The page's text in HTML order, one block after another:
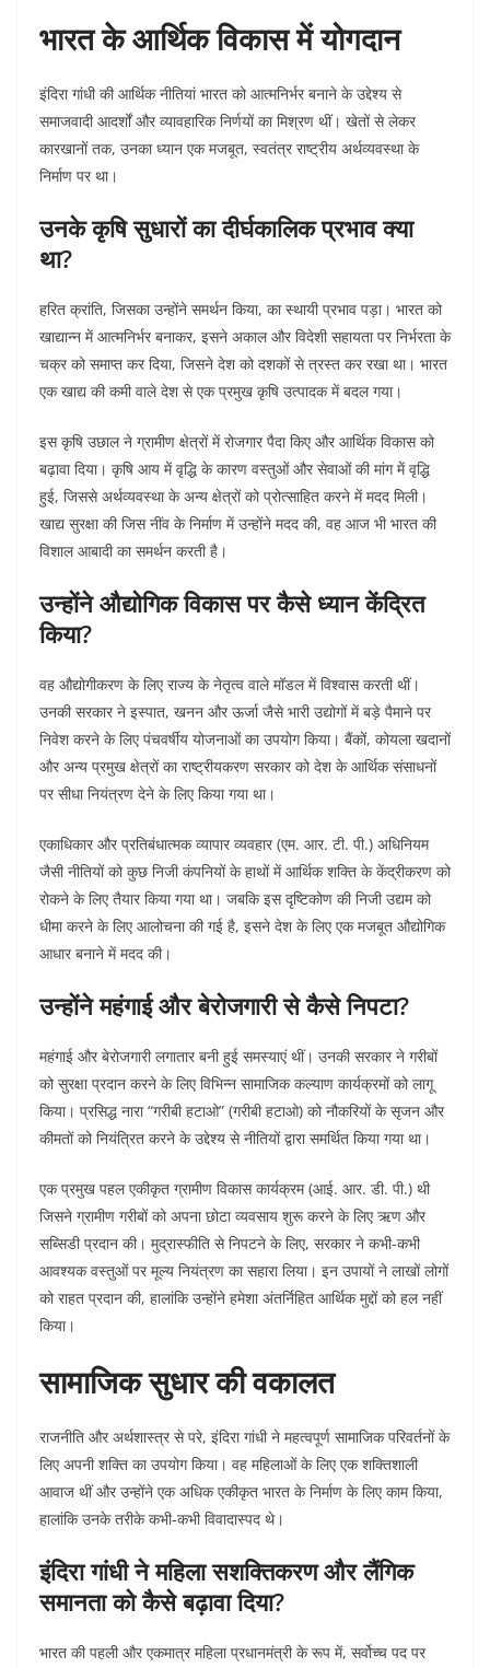
भारत के आर्थिक विकास में योगदान
इंदिरा गांधी की आर्थिक नीतियां भारत को आत्मनिर्भर बनाने के उद्देश्य से
समाजवादी आदर्शों और व्यावहारिक निर्णयों का मिश्रण थीं। खेतों से लेकर
कारखानों तक, उनका ध्यान एक मजबूत, स्वतंत्र राष्ट्रीय अर्थव्यवस्था के
निर्माण पर था।
उनके कृषि सुधारों का दीर्घकालिक प्रभाव क्या
था?
हरित क्रांति, जिसका उन्होंने समर्थन किया, का स्थायी प्रभाव पड़ा। भारत को
खाद्यान्न में आत्मनिर्भर बनाकर, इसने अकाल और विदेशी सहायता पर निर्भरता के
चक्र को समाप्त कर दिया, जिसने देश को दशकों से त्रस्त कर रखा था। भारत
एक खाद्य की कमी वाले देश से एक प्रमुख कृषि उत्पादक में बदल गया।
इस कृषि उछाल ने ग्रामीण क्षेत्रों में रोजगार पैदा किए और आर्थिक विकास को
बढ़ावा दिया। कृषि आय में वृद्धि के कारण वस्तुओं और सेवाओं की मांग में वृद्धि
हुई, जिससे अर्थव्यवस्था के अन्य क्षेत्रों को प्रोत्साहित करने में मदद मिली।
खाद्य सुरक्षा की जिस नींव के निर्माण में उन्होंने मदद की, वह आज भी भारत की
विशाल आबादी का समर्थन करती है।
उन्होंने औद्योगिक विकास पर कैसे ध्यान केंद्रित
किया?
वह औद्योगीकरण के लिए राज्य के नेतृत्व वाले मॉडल में विश्वास करती थीं।
उनकी सरकार ने इस्पात, खनन और ऊर्जा जैसे भारी उद्योगों में बड़े पैमाने पर
निवेश करने के लिए पंचवर्षीय योजनाओं का उपयोग किया। बैंकों, कोयला खदानों
और अन्य प्रमुख क्षेत्रों का राष्ट्रीयकरण सरकार को देश के आर्थिक संसाधनों
पर सीधा नियंत्रण देने के लिए किया गया था।
एकाधिकार और प्रतिबंधात्मक व्यापार व्यवहार (एम. आर. टी. पी.) अधिनियम
जैसी नीतियों को कुछ निजी कंपनियों के हाथों में आर्थिक शक्ति के केंद्रीकरण को
रोकने के लिए तैयार किया गया था। जबकि इस दृष्टिकोण की निजी उद्यम को
धीमा करने के लिए आलोचना की गई है, इसने देश के लिए एक मजबूत औद्योगिक
आधार बनाने में मदद की।
उन्होंने महंगाई और बेरोजगारी से कैसे निपटा?
महंगाई और बेरोजगारी लगातार बनी हुई समस्याएं थीं। उनकी सरकार ने गरीबों
को सुरक्षा प्रदान करने के लिए विभिन्न सामाजिक कल्याण कार्यक्रमों को लागू
किया। प्रसिद्ध नारा “गरीबी हटाओ” (गरीबी हटाओ) को नौकरियों के सृजन और
कीमतों को नियंत्रित करने के उद्देश्य से नीतियों द्वारा समर्थित किया गया था।
एक प्रमुख पहल एकीकृत ग्रामीण विकास कार्यक्रम (आई. आर. डी. पी.) थी
जिसने ग्रामीण गरीबों को अपना छोटा व्यवसाय शुरू करने के लिए ऋण और
सब्सिडी प्रदान की। मुद्रास्फीति से निपटने के लिए, सरकार ने कभी-कभी
आवश्यक वस्तुओं पर मूल्य नियंत्रण का सहारा लिया। इन उपायों ने लाखों लोगों
को राहत प्रदान की, हालांकि उन्होंने हमेशा अंतर्निहित आर्थिक मुद्दों को हल नहीं
किया।
सामाजिक सुधार की वकालत
राजनीति और अर्थशास्त्र से परे, इंदिरा गांधी ने महत्वपूर्ण सामाजिक परिवर्तनों के
लिए अपनी शक्ति का उपयोग किया। वह महिलाओं के लिए एक शक्तिशाली
आवाज थीं और उन्होंने एक अधिक एकीकृत भारत के निर्माण के लिए काम किया,
हालांकि उनके तरीके कभी-कभी विवादास्पद थे।
इंदिरा गांधी ने महिला सशक्तिकरण और लैंगिक
समानता को कैसे बढ़ावा दिया?
भारत की पहली और एकमात्र महिला प्रधानमंत्री के रूप में, सर्वोच्च पद पर